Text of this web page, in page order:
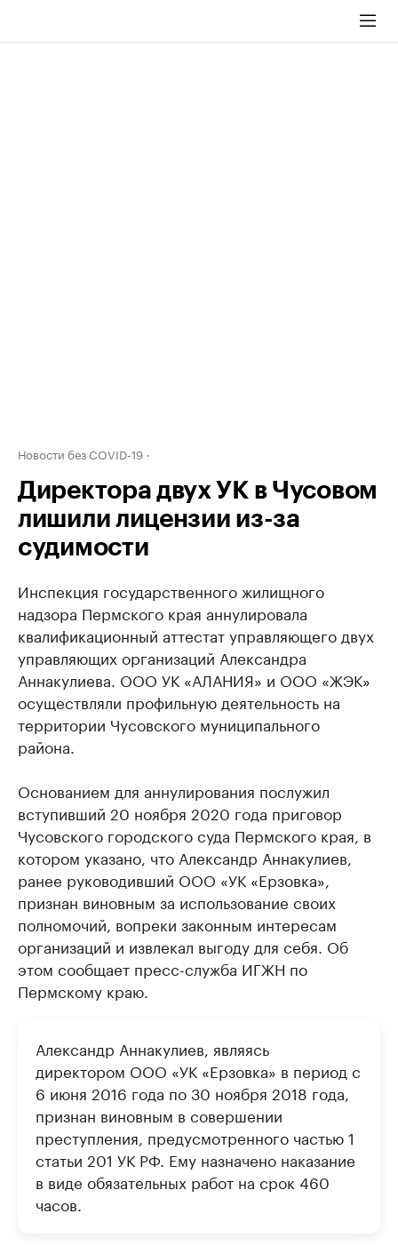
Новости без COVID-19
Директора двух УК в Чусовом
лишили лицензии из-за
судимости
Инспекция государственного жилищного
надзора Пермского края аннулировала
квалификационный аттестат управляющего двух
управляющих организаций Александра
Аннакулиева. ООО УК «АЛАНИЯ» и ООО «ЖЭК»
осуществляли профильную деятельность на
территории Чусовского муниципального
района.
Основанием для аннулирования послужил
вступивший 20 ноября 2020 года приговор
Чусовского городского суда Пермского края, в
котором указано, что Александр Аннакулиев,
ранее руководивший ООО «УК «Ерзовка»,
признан виновным за использование своих
полномочий, вопреки законным интересам
организаций и извлекал выгоду для себя. Об
этом сообщает пресс-служба ИГЖН по
Пермскому краю.
Александр Аннакулиев, являясь
директором ООО «УК «Ерзовка» в период с
6 июня 2016 года по 30 ноября 2018 года,
признан виновным в совершении
преступления, предусмотренного частью 1
статьи 201 УК РФ. Ему назначено наказание
в виде обязательных работ на срок 460
часов.